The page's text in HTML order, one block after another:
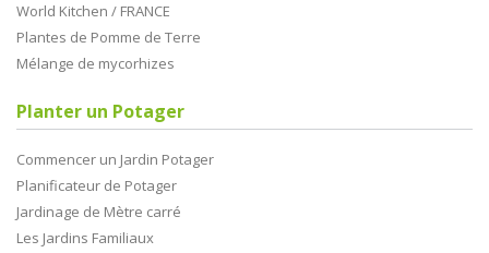
World Kitchen / FRANCE
Plantes de Pomme de Terre
Mélange de mycorhizes
Planter un Potager
Commencer un Jardin Potager
Planificateur de Potager
Jardinage de Mètre carré
Les Jardins Familiaux